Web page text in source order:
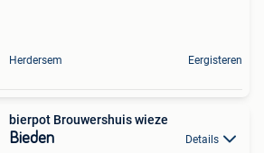
Herdersem Eergisteren
bierpot Brouwershuis wieze
Bieden Details